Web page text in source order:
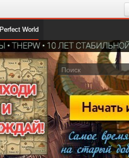
Perfect World